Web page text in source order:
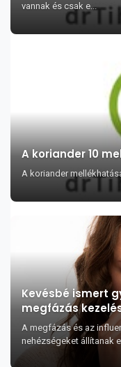
vannak és csak e...
A koriander 10
A koriander
Kevésbé ismert
megfázás
A megfázás és az
nehézségeket állítanak